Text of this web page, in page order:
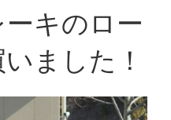
キのロー
ました！